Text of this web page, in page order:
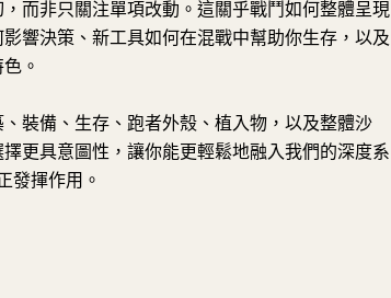
而非只關注單項改動。這關乎戰鬥如何整體呈現
響決策、新工具如何在混戰中幫助你生存，以及
。
裝備、生存、跑者外殼、植入物，以及整體沙
更具意圖性，讓你能更輕鬆地融入我們的深度系
發揮作用。